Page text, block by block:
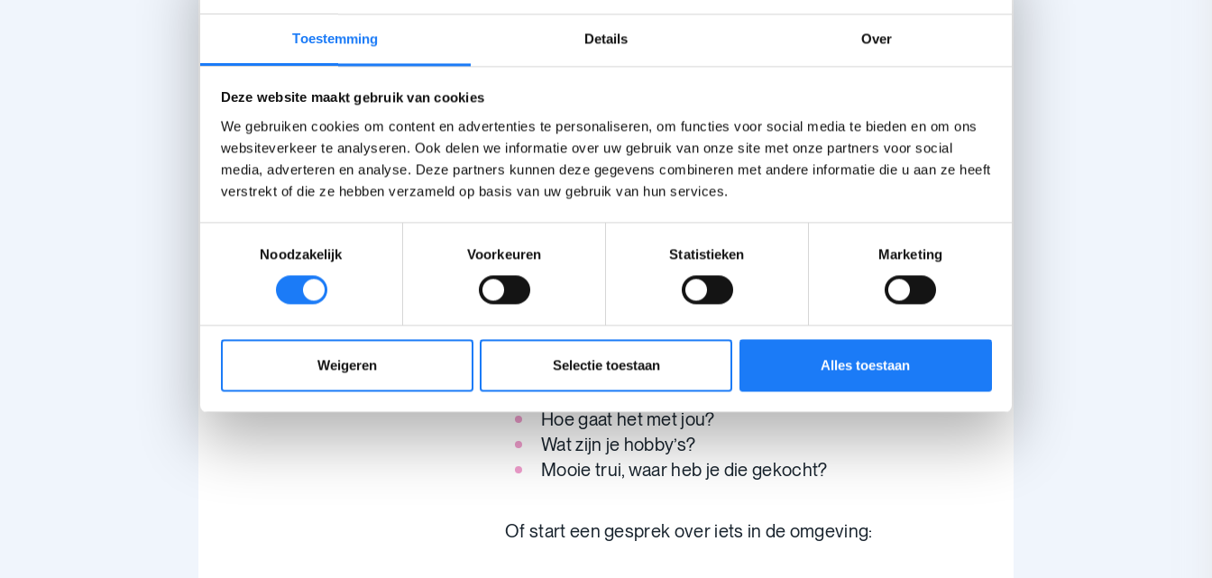
Toestemming Details Over
Deze website maakt gebruik van cookies
We gebruiken cookies om content en advertenties te personaliseren, om functies voor social media te bieden en om ons
websiteverkeer te analyseren. Ook delen we informatie over uw gebruik van onze site met onze partners voor social
media, adverteren en analyse. Deze partners kunnen deze gegevens combineren met andere informatie die u aan ze heeft
verstrekt of die ze hebben verzameld op basis van uw gebruik van hun services.
Noodzakelijk
Voorkeuren Statistieken Marketing
Weigeren Selectie toestaan Alles toestaan
Reageert de persoon niet of kort?
Ziet de persoon er boos, bang of verdrietig uit?
hebben om een gesprekje te voeren. In het laatste geval
kan je misschien wel nog hulp bieden.
Niemand is perfectin die eerste zinnen.
Stel vragen
Stel vragen, zoals:
Hoe gaat het met jou?
Wat zijn je hobby’s?
Mooie trui, waar heb je die gekocht?
Of start een gesprek over iets in de omgeving: